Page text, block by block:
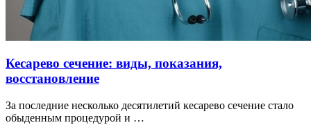
Кесарево сечение: виды, показания,
восстановление
За последние несколько десятилетий кесарево сечение стало
обыденным процедурой и …